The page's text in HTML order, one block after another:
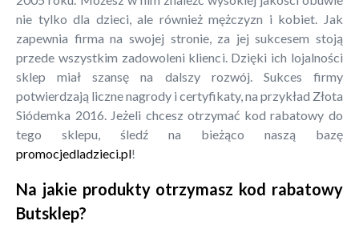
nie tylko dla dzieci, ale również mężczyzn i kobiet. Jak
zapewnia firma na swojej stronie, za jej sukcesem stoją
przede wszystkim zadowoleni klienci. Dzięki ich lojalności
sklep miał szansę na dalszy rozwój. Sukces firmy
potwierdzają liczne nagrody i certyfikaty, na przykład Złota
Siódemka 2016. Jeżeli chcesz otrzymać kod rabatowy do
tego sklepu, śledź na bieżąco naszą bazę
promocjedladzieci.pl!
Na jakie produkty otrzymasz kod rabatowy
Butsklep?